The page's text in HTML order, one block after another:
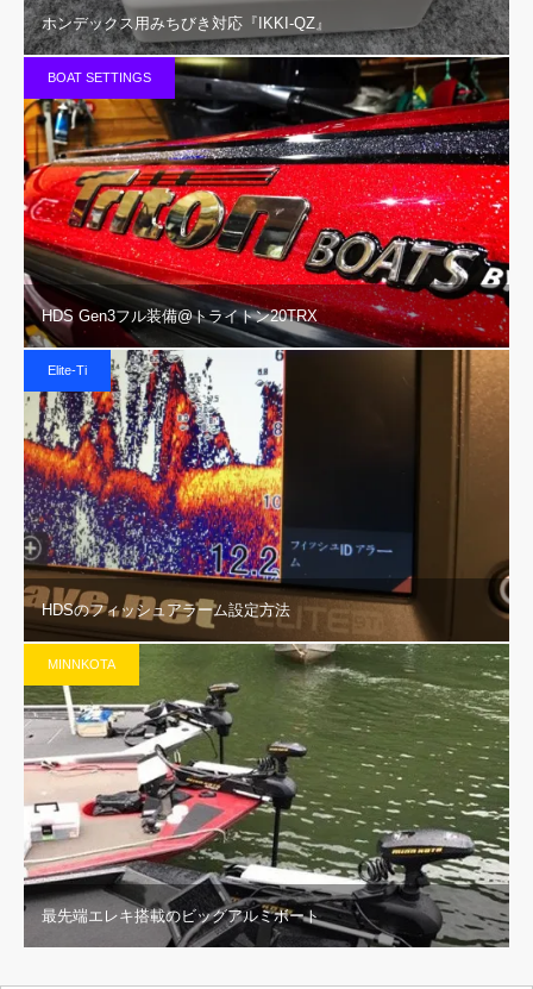
ホンデックス用みちびき対応『IKKI-QZ』
BOAT SETTINGS
HDS Gen3フル装備@トライトン20TRX
Elite-Ti
HDSのフィッシュアラーム設定方法
MINNKOTA
最先端エレキ搭載のビッグアルミボート